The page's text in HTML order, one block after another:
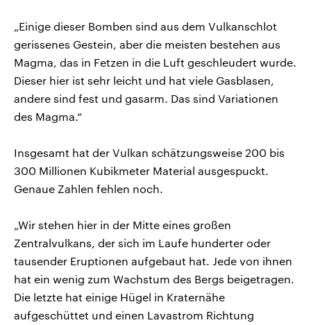
„Einige dieser Bomben sind aus dem Vulkanschlot
gerissenes Gestein, aber die meisten bestehen aus
Magma, das in Fetzen in die Luft geschleudert wurde.
Dieser hier ist sehr leicht und hat viele Gasblasen,
andere sind fest und gasarm. Das sind Variationen
des Magma.“
Insgesamt hat der Vulkan schätzungsweise 200 bis
300 Millionen Kubikmeter Material ausgespuckt.
Genaue Zahlen fehlen noch.
„Wir stehen hier in der Mitte eines großen
Zentralvulkans, der sich im Laufe hunderter oder
tausender Eruptionen aufgebaut hat. Jede von ihnen
hat ein wenig zum Wachstum des Bergs beigetragen.
Die letzte hat einige Hügel in Kraternähe
aufgeschüttet und einen Lavastrom Richtung